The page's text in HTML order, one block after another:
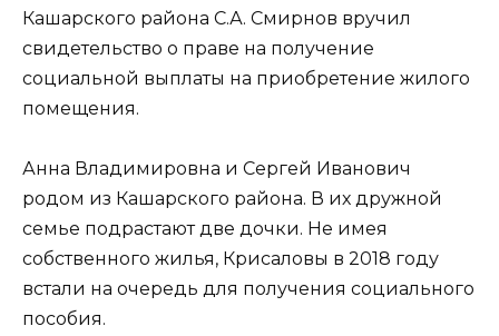
Кашарского района С.А. Смирнов вручил
свидетельство о праве на получение
социальной выплаты на приобретение жилого
помещения.
Анна Владимировна и Сергей Иванович
родом из Кашарского района. В их дружной
семье подрастают две дочки. Не имея
собственного жилья, Крисаловы в 2018 году
встали на очередь для получения социального
пособия.